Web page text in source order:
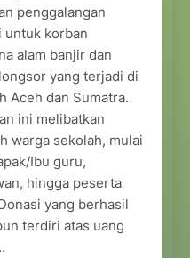
penggalangan
untuk korban
alam banjir dan
yang terjadi di
Aceh dan Sumatra.
ini melibatkan
warga sekolah, mulai
Ibu guru,
hingga peserta
yang berhasil
terdiri atas uang